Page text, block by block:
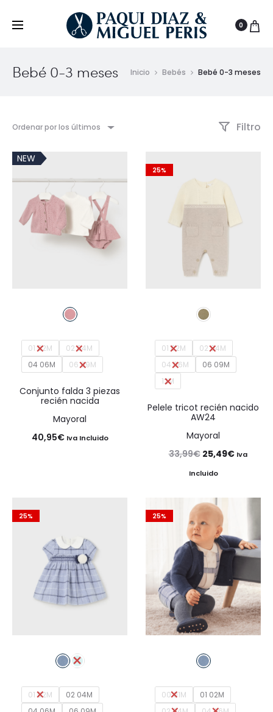
0
Bebé 0-3 meses Inicio Bebés Bebé 0-3 meses
Ordenar por los últimos Filtro
NEW
01 02M
02 04M
04 06M
06 09M
Conjunto falda 3 piezas
recién nacida
Mayoral
40,95€ Iva Incluido
25%
01 02M
02 04M
04 06M
06 09M
12M
Pelele tricot recién nacido
AW24
Mayoral
33,99€ El
precio
era:
33,99€.
25,49€ElIva
Incluido
25%
01 02M
02 04M
25%
00 01M
01 02M